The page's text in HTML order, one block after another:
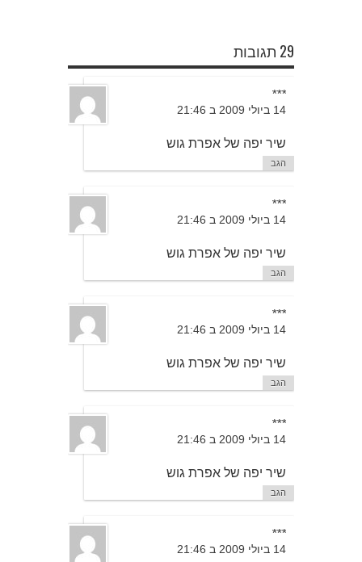
29 תגובות
***
14 ביולי 2009 ב 21:46
שיר יפה של אפרת גוש
הגב
***
14 ביולי 2009 ב 21:46
שיר יפה של אפרת גוש
הגב
***
14 ביולי 2009 ב 21:46
שיר יפה של אפרת גוש
הגב
***
14 ביולי 2009 ב 21:46
שיר יפה של אפרת גוש
הגב
***
14 ביולי 2009 ב 21:46